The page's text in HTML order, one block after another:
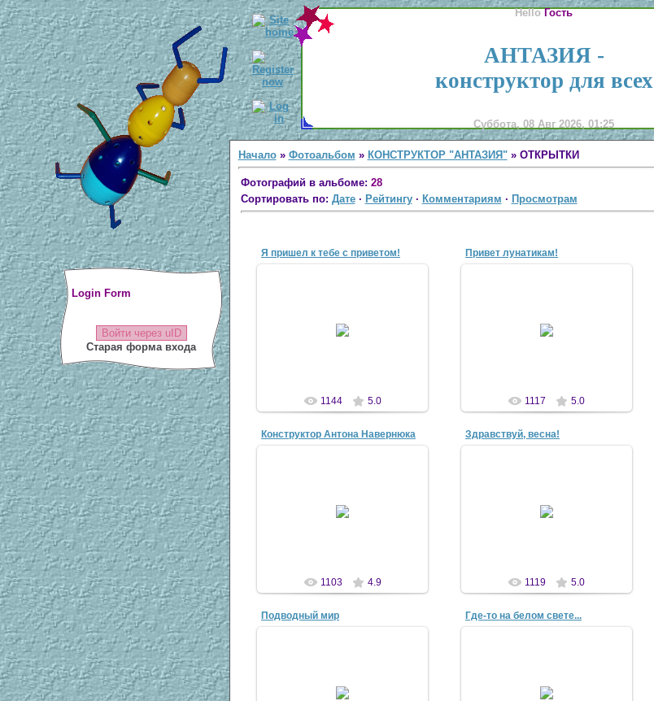
Login Form
Войти через uID
Старая форма входа
HelloГость
АНТАЗИЯ -
конструктор для всех
Суббота, 08 Авг 2026, 01:25
Начало» Фотоальбом » КОНСТРУКТОР "АНТАЗИЯ"» ОТКРЫТКИ
Фотографий в альбоме: 28
Сортировать по: Дате· Рейтингу· Комментариям · Просмотрам
Я пришел к тебе с приветом!
1144 5.0
Привет лунатикам!
1117 5.0
Конструктор Антона Навернюка
1103 4.9
Здравствуй, весна!
1119 5.0
Подводный мир Где-то на белом свете...